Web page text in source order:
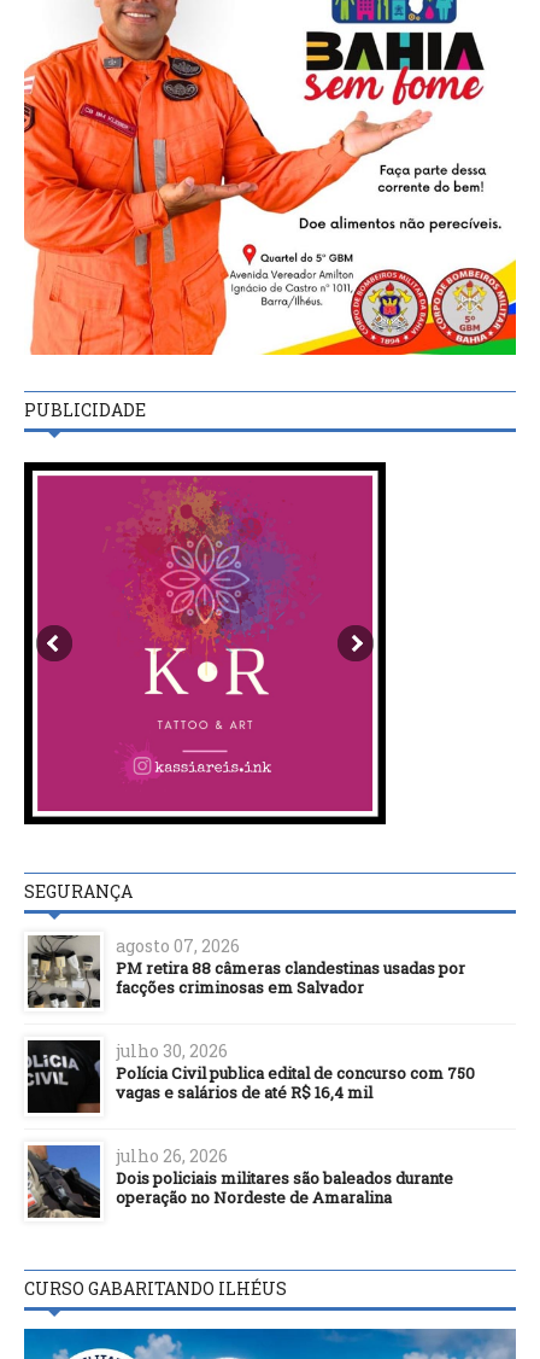
PUBLICIDADE
SEGURANÇA
agosto 07, 2026
PM retira 88 câmeras clandestinas usadas por
facções criminosas em Salvador
julho 30, 2026
Polícia Civil publica edital de concurso com 750
vagas e salários de até R$ 16,4 mil
julho 26, 2026
Dois policiais militares são baleados durante
operação no Nordeste de Amaralina
CURSO GABARITANDO ILHÉUS